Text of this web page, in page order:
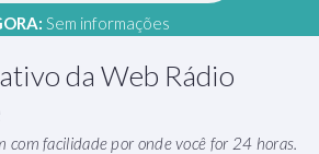
Sem informações
da Web Rádio
com facilidade por onde você for 24 horas.